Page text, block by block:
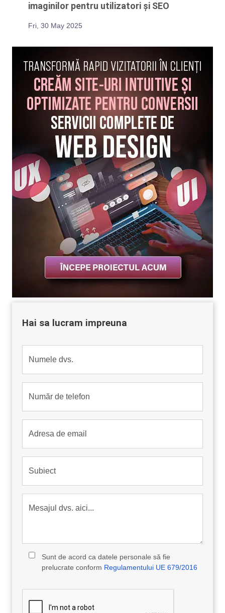
imaginilor pentru utilizatori și SEO
Fri, 30 May 2025
Hai sa lucram impreuna
Numele dvs.
Număr de telefon
Adresa de email
Subiect
Mesajul dvs. aici...
Sunt de acord ca datele personale să fie
prelucrate conform Regulamentului UE 679/2016